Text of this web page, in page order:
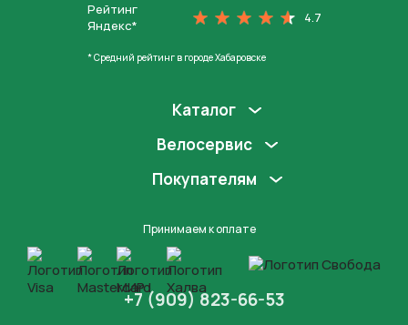
Рейтинг
Яндекс*
4.7
* Средний рейтинг в городе Хабаровске
Каталог
Велосервис
Покупателям
Принимаем к оплате
+7 (909) 823-66-53